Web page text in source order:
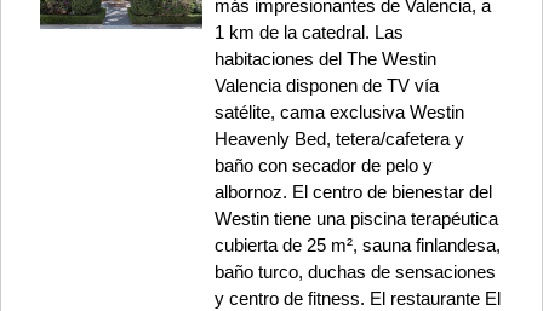
más impresionantes de Valencia, a
1 km de la catedral. Las
habitaciones del The Westin
Valencia disponen de TV vía
satélite, cama exclusiva Westin
Heavenly Bed, tetera/cafetera y
baño con secador de pelo y
albornoz. El centro de bienestar del
Westin tiene una piscina terapéutica
cubierta de 25 m², sauna finlandesa,
baño turco, duchas de sensaciones
y centro de fitness. El restaurante El